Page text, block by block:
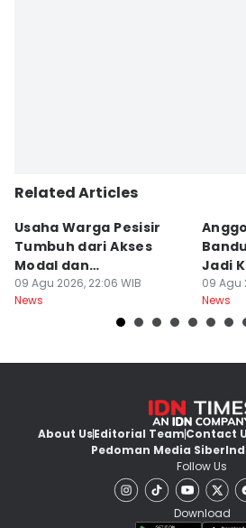
Related Articles
Usaha Warga Pesisir
Tumbuh dari Akses
Modal dan
Pendampingan
09 Agu 2026, 22:06 WIB
News
Jadi
09 Agu
News
About UsEditorial TeamContact
Pedoman Media Siber
Follow Us
Download